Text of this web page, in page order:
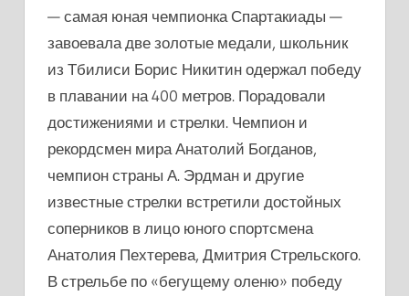
— самая юная чемпионка Спартакиады —
завоевала две золотые медали, школьник
из Тбилиси Борис Никитин одержал победу
в плавании на 400 метров. Порадовали
достижениями и стрелки. Чемпион и
рекордсмен мира Анатолий Богданов,
чемпион страны А. Эрдман и другие
известные стрелки встретили достойных
соперников в лицо юного спортсмена
Анатолия Пехтерева, Дмитрия Стрельского.
В стрельбе по «бегущему оленю» победу